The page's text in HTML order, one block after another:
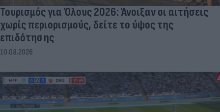
Τουρισμός για Όλους 2026: Άνοιξαν οι αιτήσεις
χωρίς περιορισμούς, δείτε το ύψος της
επιδότησης
10.08.2026